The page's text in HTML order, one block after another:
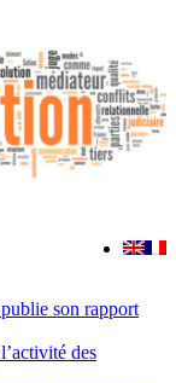
son rapport
des